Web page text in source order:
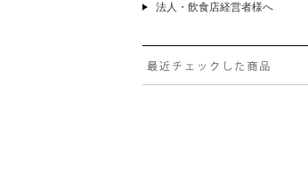
法人・飲食店経営者様へ